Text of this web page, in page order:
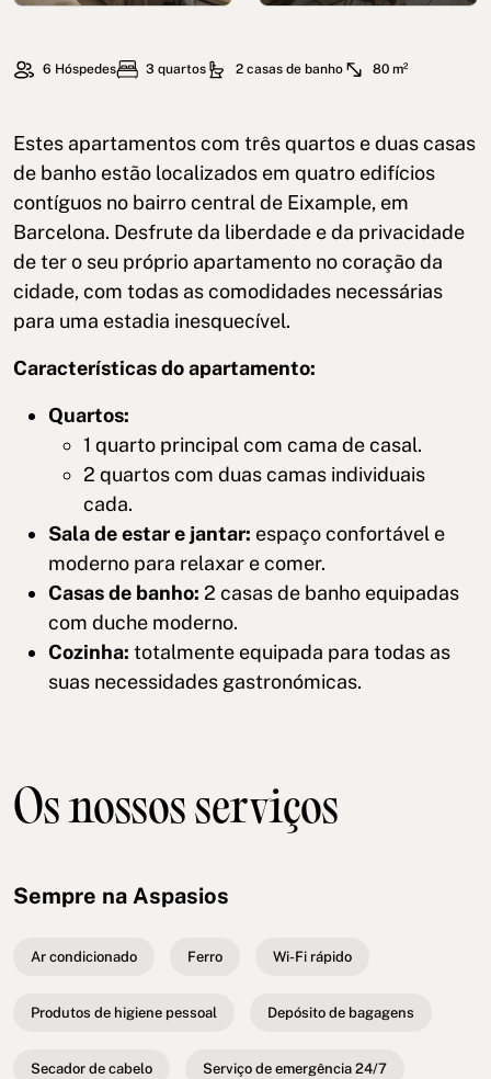
6 Hóspedes 3 quartos 2 casas de banho 80 m²
Estes apartamentos com três quartos e duas casas
de banho estão localizados em quatro edifícios
contíguos no bairro central de Eixample, em
Barcelona. Desfrute da liberdade e da privacidade
de ter o seu próprio apartamento no coração da
cidade, com todas as comodidades necessárias
para uma estadia inesquecível.
Características do apartamento:
Quartos:
1 quarto principal com cama de casal.
2 quartos com duas camas individuais
cada.
Sala de estar e jantar: espaço confortável e
moderno para relaxar e comer.
Casas de banho: 2 casas de banho equipadas
com duche moderno.
Cozinha: totalmente equipada para todas as
suas necessidades gastronómicas.
Os nossos serviços
Sempre na Aspasios
Ar condicionado Ferro Wi-Fi rápido
Produtos de higiene pessoal Depósito de bagagens
Secador de cabelo Serviço de emergência 24/7